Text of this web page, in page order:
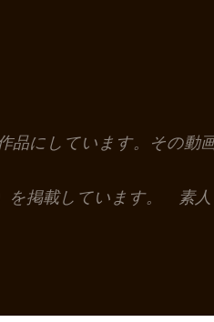
品にしています。その
掲載しています。 素